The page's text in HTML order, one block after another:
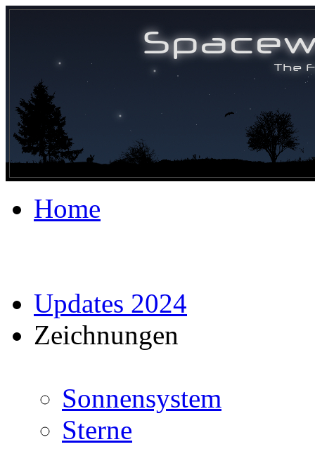
Home
Updates 2024
Zeichnungen
Sonnensystem
Sterne